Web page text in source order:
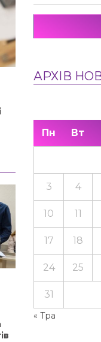
АРХІВ
Пн Вт
« Тра
3 4
10 11
17 18
24 25
31